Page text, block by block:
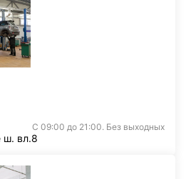
С 09:00 до 21:00. Без выходных
ш. вл.8